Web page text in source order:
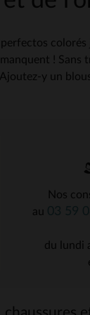
perfectos
!
y un
Nos
au
du lundi